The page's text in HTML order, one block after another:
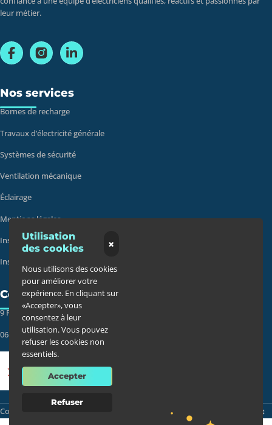
Utilisation
des cookies
×
Nous utilisons des cookies
pour améliorer votre
expérience. En cliquant sur
«Accepter», vous
consentez à leur
utilisation. Vous pouvez
refuser les cookies non
essentiels.
Accepter
Refuser
leur métier.
Nos services
Bornes de recharge
Travaux d’électricité générale
Systèmes de sécurité
Ventilation mécanique
Éclairage
Mentions légales
Installateur borne de recharge
Installateur VMC
Contact
9 RUE DES COLONNES, 75002 PARIS
06 61 45 57 99
Copyright 2025 ©